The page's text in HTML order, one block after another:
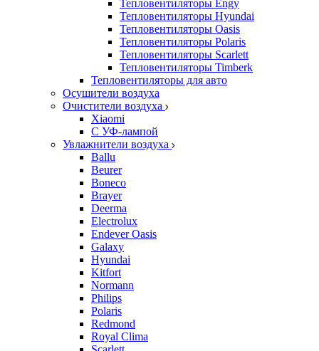
Тепловентиляторы Engy
Тепловентиляторы Hyundai
Тепловентиляторы Oasis
Тепловентиляторы Polaris
Тепловентиляторы Scarlett
Тепловентиляторы Timberk
Тепловентиляторы для авто
Осушители воздуха
Очистители воздуха
Xiaomi
С УФ-лампой
Увлажнители воздуха
Ballu
Beurer
Boneco
Brayer
Deerma
Electrolux
Endever Oasis
Galaxy
Hyundai
Kitfort
Normann
Philips
Polaris
Redmond
Royal Clima